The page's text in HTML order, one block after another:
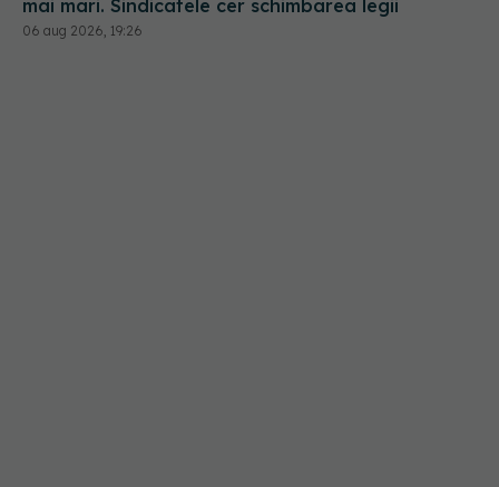
mai mari. Sindicatele cer schimbarea legii
06 aug 2026, 19:26